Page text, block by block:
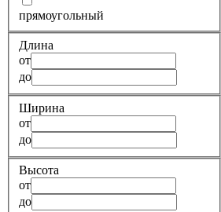
прямоугольный
Длина
от
до
Ширина
от
до
Высота
от
до